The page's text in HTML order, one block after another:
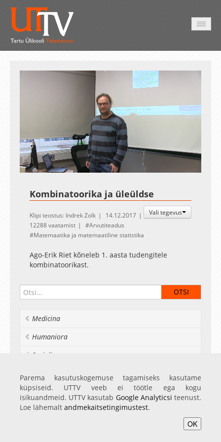
UnmuteLoaded:
0.00%
Esituskiirused
Kombinatoorika ja üleüldse
Vali tegevus
Klipi teostus: Indrek Zolk
14.12.2017
12288 vaatamist
Arvutiteadus
Matemaatika ja matemaatiline statistika
Ago-Erik Riet kõneleb 1. aasta tudengitele
kombinatoorikast.
Medicina
Humaniora
Socialia
Realia et naturalia
Ülikoolist veel
Parema kasutuskogemuse tagamiseks kasutame
küpsiseid. UTTV veeb ei töötle ega kogu
isikuandmeid. UTTV kasutab Google Analyticsi teenust.
Loe lähemalt andmekaitsetingimustest.
OK